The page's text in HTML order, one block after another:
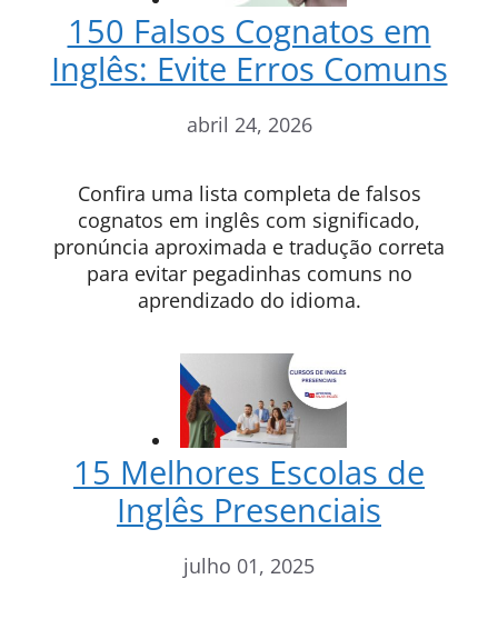
150 Falsos Cognatos em
Inglês: Evite Erros Comuns
abril 24, 2026
Confira uma lista completa de falsos
cognatos em inglês com significado,
pronúncia aproximada e tradução correta
para evitar pegadinhas comuns no
aprendizado do idioma.
15 Melhores Escolas de
Inglês Presenciais
julho 01, 2025